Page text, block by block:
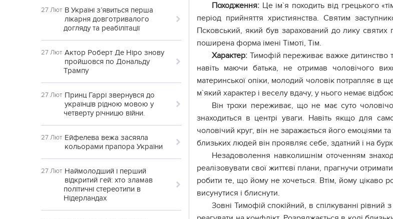
27 Лют В Україні з’явиться перша
лікарня довготривалого
догляду та реабілітації
27 Лют Актор Роберт Де Ніро знову
пройшовся по Дональду
Трампу
27 Лют Принц Гаррі звернувся до
українців рідною мовою у
четверту річницю війни.
27 Лют Ейфелева вежа засяяла
кольорами прапора України
27 Лют Наймолодший і перший
відкритий гей: хто зламав
політичні стереотипи в
Нідерландах
Походження: Це ім`я походить від грецького
період прийняття християнства. Святим
Псковський, який був зарахований до лику святих
поширена форма імені Тімоті, Тім.
Характер: Тимофій переживає важке дитинство
навіть маючи батька, не отримав чоловічого
материнської опіки, молодий чоловік потрапляє в
м`який характер і веселу вдачу, у нього немає відбою
Він трохи переживає, що не має суто
знаходиться в центрі уваги. Навіть якщо для
чоловічий круг, він не заражається його емоціями
близьких людей він проявляє себе, здатний і на
Незадоволення навколишнім оточенням
реалізовувати свої життєві плани, прагнучи
робити те, що йому не хочеться. Втім, йому цікаво
висунутися і блиснути.
Зовні Тимофій спокійний, в спілкуванні рівний